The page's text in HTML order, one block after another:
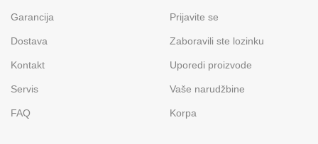
Garancija
Dostava
Kontakt
Servis
FAQ
Prijavite se
Zaboravili ste lozinku
Uporedi proizvode
Vaše narudžbine
Korpa